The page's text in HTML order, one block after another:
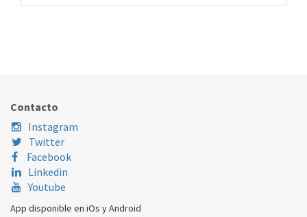
Contacto
Instagram
Twitter
Facebook
Linkedin
Youtube
App disponible en iOs y Android